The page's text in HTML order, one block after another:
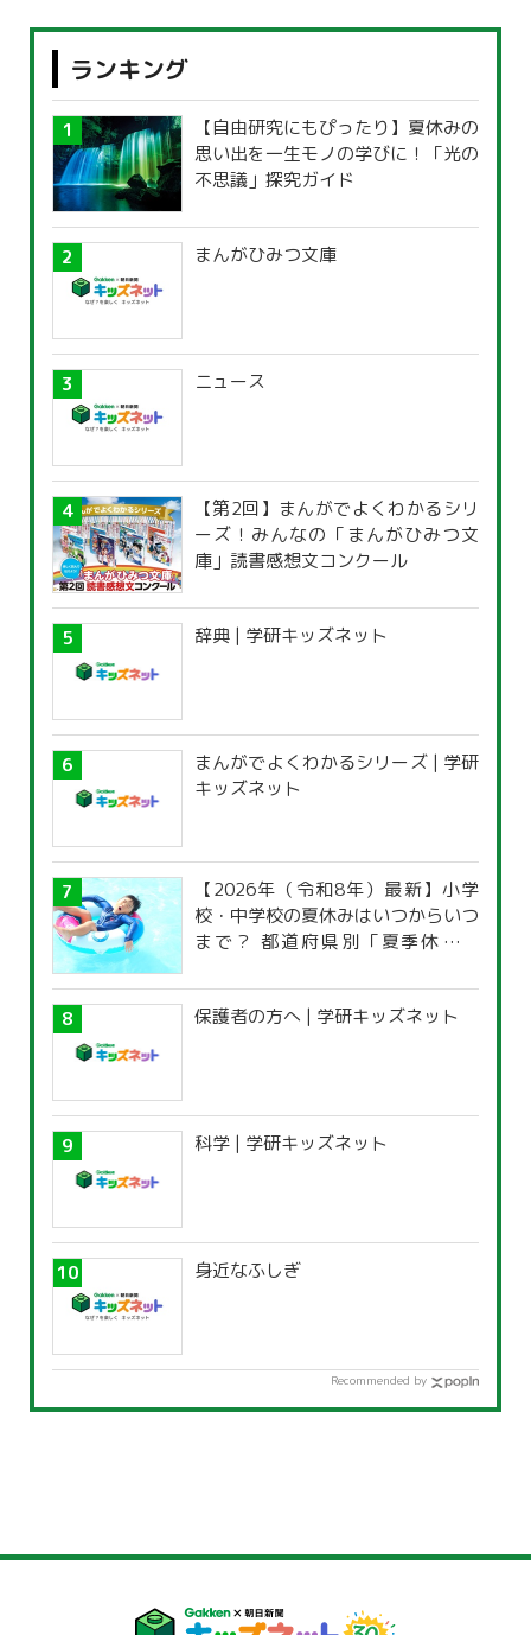
ランキング
【自由研究にもぴったり】夏休みの
思い出を一生モノの学びに！「光の
不思議」探究ガイド
まんがひみつ文庫
ニュース
【第2回】まんがでよくわかるシリ
ーズ！みんなの「まんがひみつ文
庫」読書感想文コンクール
辞典 | 学研キッズネット
まんがでよくわかるシリーズ | 学研
キッズネット
【2026年（令和8年）最新】小学
校・中学校の夏休みはいつからいつ
まで？ 都道府県別「夏季休暇一
保護者の方へ | 学研キッズネット
科学 | 学研キッズネット
身近なふしぎ
Recommended by